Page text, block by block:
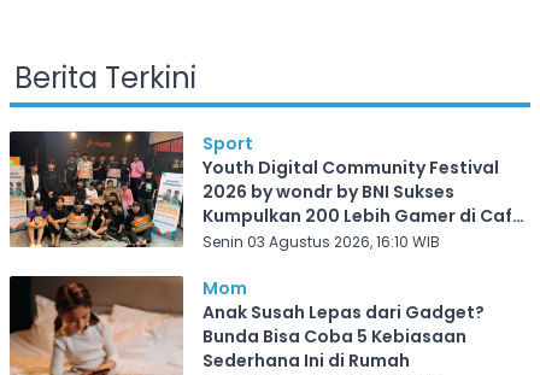
Berita Terkini
Sport
Youth Digital Community Festival
2026 by wondr by BNI Sukses
Kumpulkan 200 Lebih Gamer di Cafe
Frekuensi Depok
Senin 03 Agustus 2026, 16:10 WIB
Mom
Anak Susah Lepas dari Gadget?
Bunda Bisa Coba 5 Kebiasaan
Sederhana Ini di Rumah